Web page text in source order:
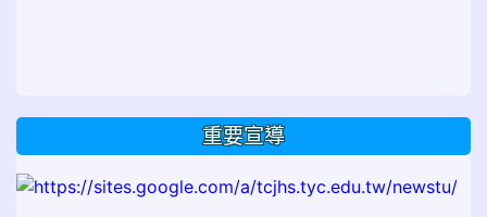
重要宣導